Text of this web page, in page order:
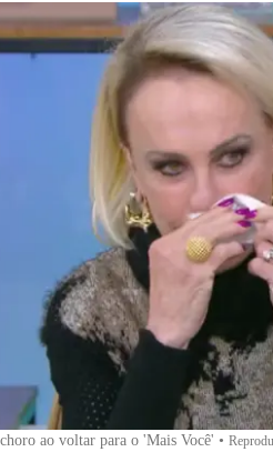
ao voltar para o 'Mais Você' •